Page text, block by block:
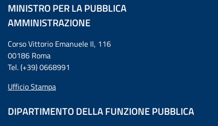
MINISTRO PER LA PUBBLICA
AMMINISTRAZIONE
Corso Vittorio Emanuele II, 116
00186 Roma
Tel. (+39) 0668991
Ufficio Stampa
DIPARTIMENTO DELLA FUNZIONE PUBBLICA